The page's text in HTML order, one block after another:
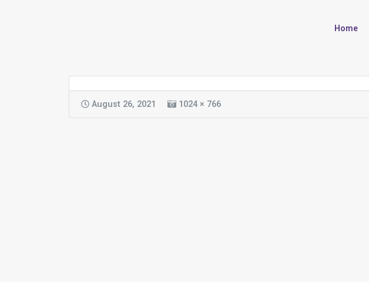
Home
August 26, 2021 1024 × 766